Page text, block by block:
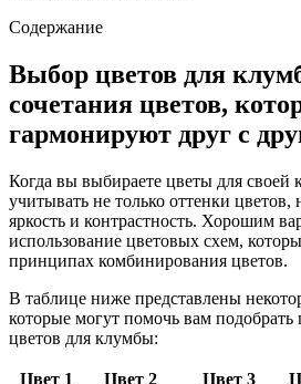
Содержание
Выбор цветов для
сочетания цветов,
гармонируют друг с
Когда вы выбираете цветы для
учитывать не только оттенки
яркость и контрастность. Хорошим
использование цветовых схем,
принципах комбинирования цветов.
В таблице ниже представлены
которые могут помочь вам подобрать
цветов для клумбы:
Цвет 1 Цвет 2 Цвет 3